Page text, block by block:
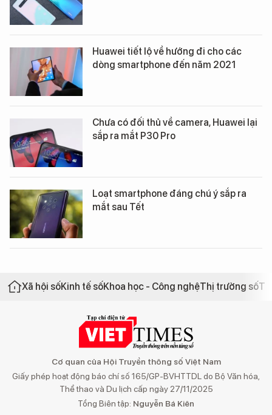
Huawei tiết lộ về hướng đi cho các
dòng smartphone đến năm 2021
Chưa có đối thủ về camera, Huawei lại
sắp ra mắt P30 Pro
Loạt smartphone đáng chú ý sắp ra
mắt sau Tết
Xã hội sốKinh tế sốKhoa học - Công nghệThị trường số
Cơ quan của Hội Truyền thông số Việt Nam
Giấy phép hoạt động báo chí số 165/GP-BVHTTDL do Bộ Văn hóa,
Thể thao và Du lịch cấp ngày 27/11/2025
Tổng Biên tập: Nguyễn Bá Kiên